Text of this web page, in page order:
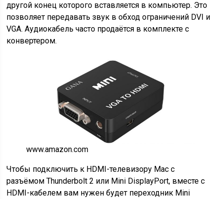
другой конец которого вставляется в компьютер. Это
позволяет передавать звук в обход ограничений DVI и
VGA. Аудиокабель часто продаётся в комплекте с
конвертером.
www.amazon.com
Чтобы подключить к HDMI-телевизору Mac с
разъёмом Thunderbolt 2 или Mini DisplayPort, вместе с
HDMI-кабелем вам нужен будет переходник Mini